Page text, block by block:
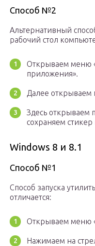
Способ №2
Альтернативный
рабочий стол
Открываем меню
приложения».
Далее открываем
Здесь открываем
сохраняем стикер
Windows 8 и 8.1
Способ №1
Способ запуска
отличается:
Открываем меню
Нажимаем на